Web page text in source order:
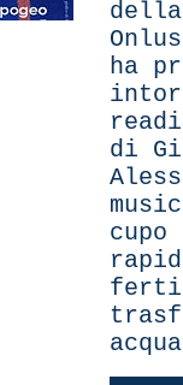
della
ha
di